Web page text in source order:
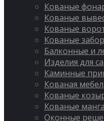
Кованые
Кованые
Кованые
Кованые
Балконные и
Изделия для
Каминные
Кованая
Кованые
Кованые
Оконные